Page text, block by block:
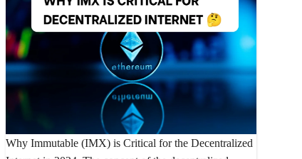
Why Immutable (IMX) is Critical for the Decentralized